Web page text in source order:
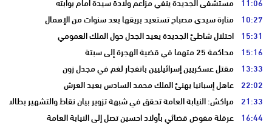
10:27 منارة سيدي مصباح تستعيد بريقها بعد سنوات من الإهمال
15:31 احتلال شاطئ الجديدة يعيد الجدل حول الملك العمومي
15:16 محاكمة 25 متهما في قضية الهجرة إلى سبتة
13:33 مقتل عسكريين إسرائيليين بانفجار لغم في مجدل زون
22:02 عاهل إسبانيا يهنئ الملك محمد السادس بعيد العرش
21:33 مراكش: النيابة العامة تحقق في شبهة تزوير بيان نقاط والتشهير بطالب
16:44 عرقلة مفوض قضائي بأولاد احسين تصل إلى النيابة العامة